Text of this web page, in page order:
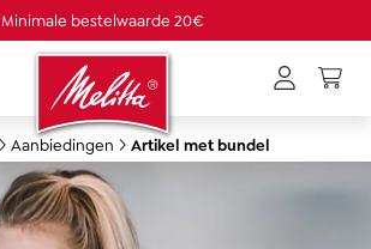
Minimale bestelwaarde 20€
Aanbiedingen Artikel met bundel